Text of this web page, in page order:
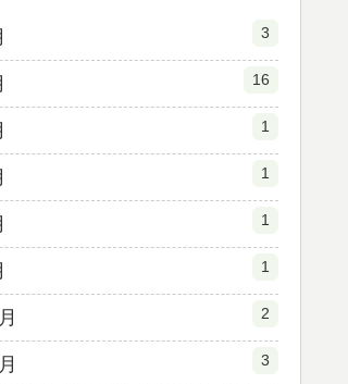
3
16
1
1
1
1
2
3